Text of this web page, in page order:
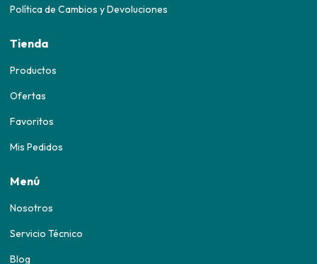
Política de Cambios y Devoluciones
Tienda
Productos
Ofertas
Favoritos
Mis Pedidos
Menú
Nosotros
Servicio Técnico
Blog